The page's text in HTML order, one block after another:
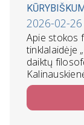
2026-02-26
Apie stokos
tinklalaidėje
daiktų